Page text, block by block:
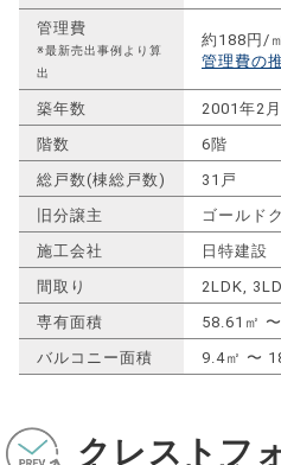
管理費
※最新売出事例より算
出
約188円/
管理費の
築年数
2001年2
階数
6階
総戸数(棟総戸数)
31戸
旧分譲主
ゴールド
施工会社
日特建設
間取り
2LDK,
専有面積
58.61㎡
バルコニー面積
9.4㎡ 〜
クレストフ